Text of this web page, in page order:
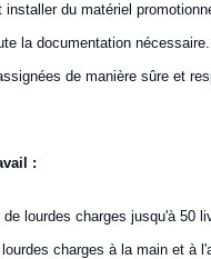
du matériel
la documentation nécessaire.
de manière sûre et
:
lourdes charges jusqu'à 50
charges à la main et à